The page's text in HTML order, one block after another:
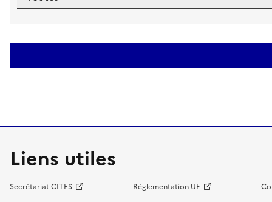
Liens utiles
Secrétariat CITES Réglementation UE